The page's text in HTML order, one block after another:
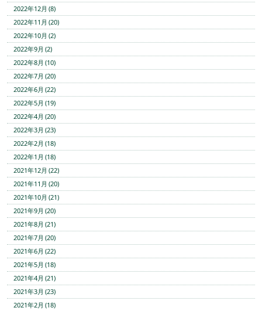
2022年12月 (8)
2022年11月 (20)
2022年10月 (2)
2022年9月 (2)
2022年8月 (10)
2022年7月 (20)
2022年6月 (22)
2022年5月 (19)
2022年4月 (20)
2022年3月 (23)
2022年2月 (18)
2022年1月 (18)
2021年12月 (22)
2021年11月 (20)
2021年10月 (21)
2021年9月 (20)
2021年8月 (21)
2021年7月 (20)
2021年6月 (22)
2021年5月 (18)
2021年4月 (21)
2021年3月 (23)
2021年2月 (18)